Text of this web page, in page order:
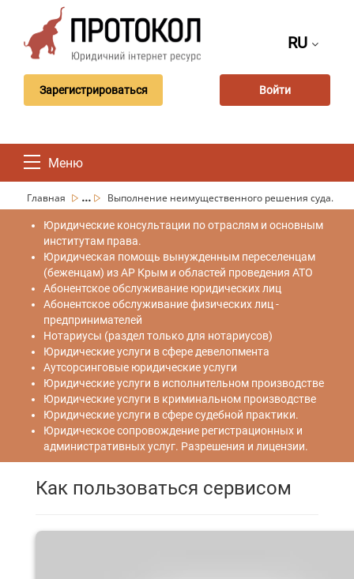
RU
Зарегистрироваться Войти
Меню
Главная ... Выполнение неимущественного решения суда.
Юридические консультации по отраслям и основным
институтам права.
Юридическая помощь вынужденным переселенцам
(беженцам) из АР Крым и областей проведения АТО
Абонентское обслуживание юридических лиц
Абонентское обслуживание физических лиц -
предпринимателей
Нотариусы (раздел только для нотариусов)
Юридические услуги в сфере девелопмента
Аутсорсинговые юридические услуги
Юридические услуги в исполнительном производстве
Юридические услуги в криминальном производстве
Юридические услуги в сфере судебной практики.
Юридическое сопровождение регистрационных и
административных услуг. Разрешения и лицензии.
Как пользоваться сервисом